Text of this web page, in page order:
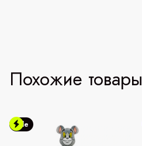
Похожие товары
Sale